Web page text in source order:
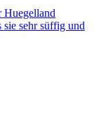
Huegelland
sie sehr süffig und